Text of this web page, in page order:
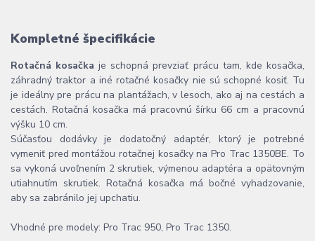
Kompletné špecifikácie
Rotačná kosačka je schopná prevziať prácu tam, kde kosačka,
záhradný traktor a iné rotačné kosačky nie sú schopné kosiť. Tu
je ideálny pre prácu na plantážach, v lesoch, ako aj na cestách a
cestách. Rotačná kosačka má pracovnú šírku 66 cm a pracovnú
výšku 10 cm.
Súčasťou dodávky je dodatočný adaptér, ktorý je potrebné
vymeniť pred montážou rotačnej kosačky na Pro Trac 1350BE. To
sa vykoná uvoľnením 2 skrutiek, výmenou adaptéra a opätovným
utiahnutím skrutiek. Rotačná kosačka má bočné vyhadzovanie,
aby sa zabránilo jej upchatiu.
Vhodné pre modely: Pro Trac 950, Pro Trac 1350.